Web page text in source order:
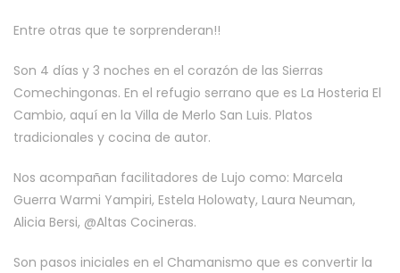
Entre otras que te sorprenderan!!
Son 4 días y 3 noches en el corazón de las Sierras
Comechingonas. En el refugio serrano que es La Hosteria El
Cambio, aquí en la Villa de Merlo San Luis. Platos
tradicionales y cocina de autor.
Nos acompañan facilitadores de Lujo como: Marcela
Guerra Warmi Yampiri, Estela Holowaty, Laura Neuman,
Alicia Bersi, @Altas Cocineras.
Son pasos iniciales en el Chamanismo que es convertir la